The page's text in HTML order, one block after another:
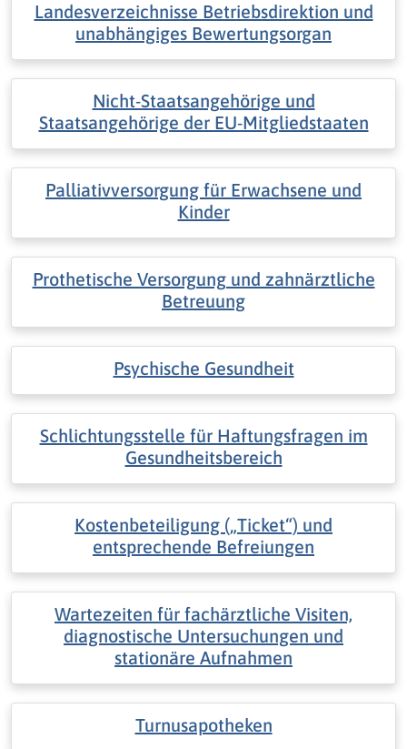
Landesverzeichnisse Betriebsdirektion und
unabhängiges Bewertungsorgan
Nicht-Staatsangehörige und
Staatsangehörige der EU-Mitgliedstaaten
Palliativversorgung für Erwachsene und
Kinder
Prothetische Versorgung und zahnärztliche
Betreuung
Psychische Gesundheit
Schlichtungsstelle für Haftungsfragen im
Gesundheitsbereich
Kostenbeteiligung („Ticket“) und
entsprechende Befreiungen
Wartezeiten für fachärztliche Visiten,
diagnostische Untersuchungen und
stationäre Aufnahmen
Turnusapotheken